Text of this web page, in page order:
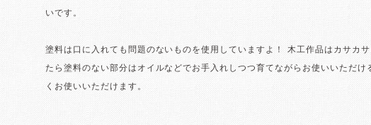
いです。
塗料は口に入れても問題のないものを使用していますよ！ 木工作品はカサカサ
たら塗料のない部分はオイルなどでお手入れしつつ育てながらお使いいただけ
くお使いいただけます。